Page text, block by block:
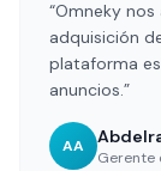
“Omneky
adquisición
plataforma
anuncios.”
AA
Gerente